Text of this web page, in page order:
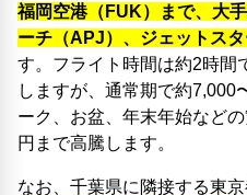
福岡空港（FUK）まで、大
ーチ（APJ）、ジェットス
す。フライト時間は約2時間
しますが、通常期で約7,000
ーク、お盆、年末年始など
円まで高騰します。
なお、千葉県に隣接する東